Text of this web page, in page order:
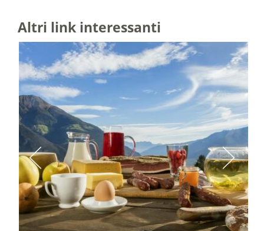
Altri link interessanti